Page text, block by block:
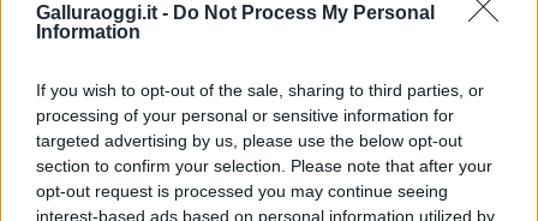
Galluraoggi.it - Do Not Process My Personal
Information
If you wish to opt-out of the sale, sharing to third parties, or
processing of your personal or sensitive information for
targeted advertising by us, please use the below opt-out
section to confirm your selection. Please note that after your
opt-out request is processed you may continue seeing
interest-based ads based on personal information utilized by
GalluraOggi.it